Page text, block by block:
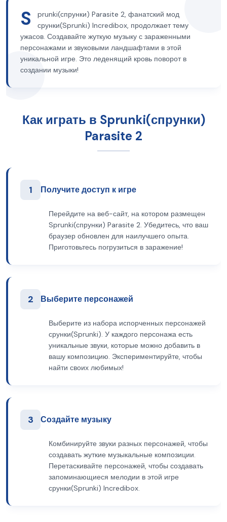
S
prunki(спрунки) Parasite 2, фанатский мод
срунки(Sprunki) Incredibox, продолжает тему
ужасов. Создавайте жуткую музыку с зараженными
персонажами и звуковыми ландшафтами в этой
уникальной игре. Это леденящий кровь поворот в
создании музыки!
Как играть в Sprunki(спрунки)
Parasite 2
1 Получите доступ к игре
Перейдите на веб-сайт, на котором размещен
Sprunki(спрунки) Parasite 2. Убедитесь, что ваш
браузер обновлен для наилучшего опыта.
Приготовьтесь погрузиться в заражение!
2 Выберите персонажей
Выберите из набора испорченных персонажей
срунки(Sprunki). У каждого персонажа есть
уникальные звуки, которые можно добавить в
вашу композицию. Экспериментируйте, чтобы
найти своих любимых!
3 Создайте музыку
Комбинируйте звуки разных персонажей, чтобы
создавать жуткие музыкальные композиции.
Перетаскивайте персонажей, чтобы создавать
запоминающиеся мелодии в этой игре
срунки(Sprunki) Incredibox.